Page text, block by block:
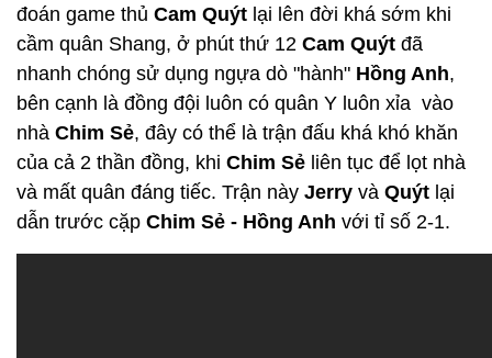
đoán game thủ Cam Quýt lại lên đời khá sớm khi
cầm quân Shang, ở phút thứ 12 Cam Quýt đã
nhanh chóng sử dụng ngựa dò "hành" Hồng Anh,
bên cạnh là đồng đội luôn có quân Y luôn xỉa vào
nhà Chim Sẻ, đây có thể là trận đấu khá khó khăn
của cả 2 thần đồng, khi Chim Sẻ liên tục để lọt nhà
và mất quân đáng tiếc. Trận này Jerry và Quýt lại
dẫn trước cặp Chim Sẻ - Hồng Anh với tỉ số 2-1.